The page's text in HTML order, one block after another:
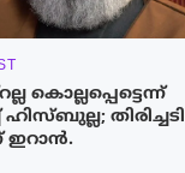
കൊല്ലപ്പെട്ടെന്ന്
ഹിസ്‍ബുല്ല; തിരിച്ചടി